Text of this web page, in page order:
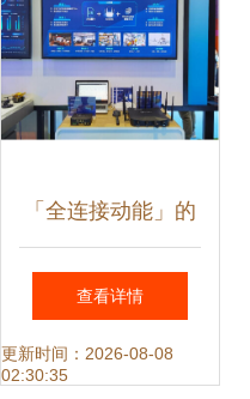
「全连接动能」的
解码与重构 对中国
中小企业差遣业务
查看详情
更新时间：2026-08-08
02:30:35